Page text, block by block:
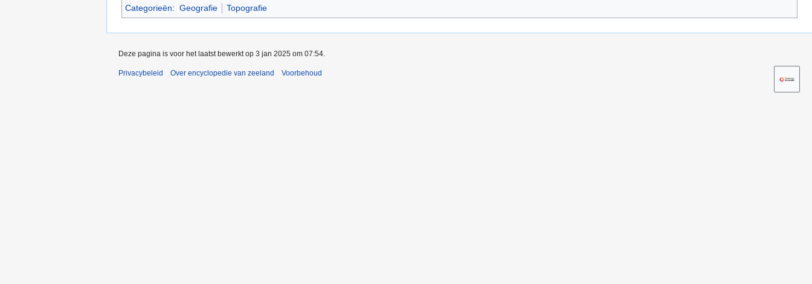
Categorieën: Geografie Topografie
Deze pagina is voor het laatst bewerkt op 3 jan 2025 om 07:54.
Privacybeleid Over encyclopedie van zeeland Voorbehoud